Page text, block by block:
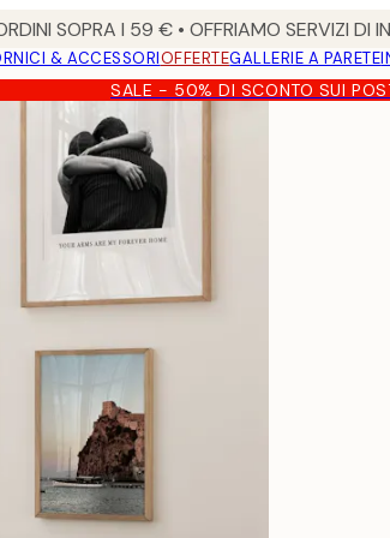
SOPRA I 59 € • OFFRIAMO SERVIZI
& ACCESSORIOFFERTEGALLERIE A PARETE
SALE - 50% DI SCONTO SUI